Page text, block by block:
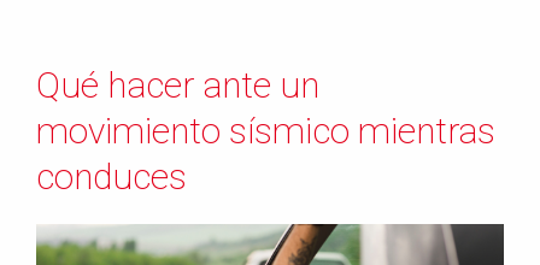
Qué hacer ante un
movimiento sísmico mientras
conduces